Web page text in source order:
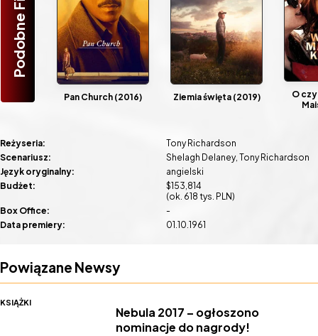
Podobne Filmy
Pan Church (2016) Ziemia święta (2019)
O
Reżyseria:
Tony Richardson
Scenariusz:
Shelagh Delaney Tony Richardson
Język oryginalny:
angielski
Budżet:
$153,814
(ok. 618 tys. PLN)
Box Office:
-
Data premiery:
01.10.1961
Powiązane Newsy
KSIĄŻKI
Nebula 2017 – ogłoszono
nominacje do nagrody!